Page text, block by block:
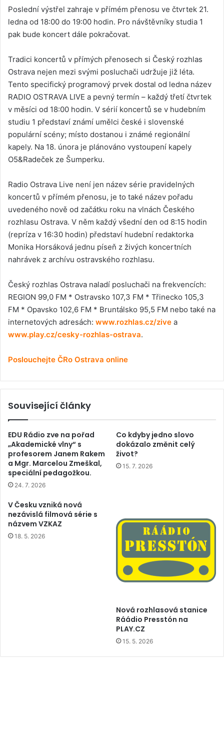
Poslední výstřel zahraje v přímém přenosu ve čtvrtek 21.
ledna od 18:00 do 19:00 hodin. Pro návštěvníky studia 1
pak bude koncert dále pokračovat.
Tradici koncertů v přímých přenosech si Český rozhlas
Ostrava nejen mezi svými posluchači udržuje již léta.
Tento specifický programový prvek dostal od ledna název
RADIO OSTRAVA LIVE a pevný termín – každý třetí čtvrtek
v měsíci od 18:00 hodin. V sérií koncertů se v hudebním
studiu 1 představí známí umělci české i slovenské
populární scény; místo dostanou i známé regionální
kapely. Na 18. února je plánováno vystoupení kapely
O5&Radeček ze Šumperku.
Radio Ostrava Live není jen název série pravidelných
koncertů v přímém přenosu, je to také název pořadu
uvedeného nově od začátku roku na vlnách Českého
rozhlasu Ostrava. V něm každý všední den od 8:15 hodin
(repríza v 16:30 hodin) představí hudební redaktorka
Monika Horsáková jednu píseň z živých koncertních
nahrávek z archívu ostravského rozhlasu.
Český rozhlas Ostrava naladí posluchači na frekvencích:
REGION 99,0 FM * Ostravsko 107,3 FM * Třinecko 105,3
FM * Opavsko 102,6 FM * Bruntálsko 95,5 FM nebo také na
internetových adresách: www.rozhlas.cz/zive a
www.play.cz/cesky-rozhlas-ostrava.
Poslouchejte ČRo Ostrava online
Související články
EDU Rádio zve na pořad
„Akademické vlny“ s
profesorem Janem Rakem
a Mgr. Marcelou Zmeškal,
speciální pedagožkou.
24. 7. 2026
Co kdyby jedno slovo
dokázalo změnit celý
život?
15. 7. 2026
V Česku vzniká nová
nezávislá filmová série s
názvem VZKAZ
18. 5. 2026
Nová rozhlasová stanice
Ráádio Presstón na
PLAY.CZ
15. 5. 2026